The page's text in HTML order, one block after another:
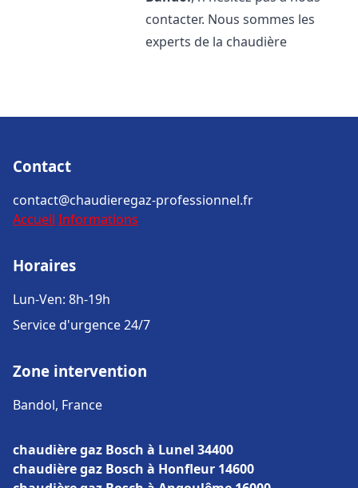
contacter. Nous sommes les
experts de la chaudière
Contact
contact@chaudieregaz-professionnel.fr
Accueil Informations
Horaires
Lun-Ven: 8h-19h
Service d'urgence 24/7
Zone intervention
Bandol, France
chaudière gaz Bosch à Lunel 34400
chaudière gaz Bosch à Honfleur 14600